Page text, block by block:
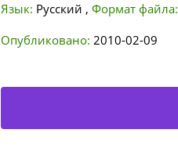
Язык: Русский , Формат файла:
Опубликовано: 2010-02-09